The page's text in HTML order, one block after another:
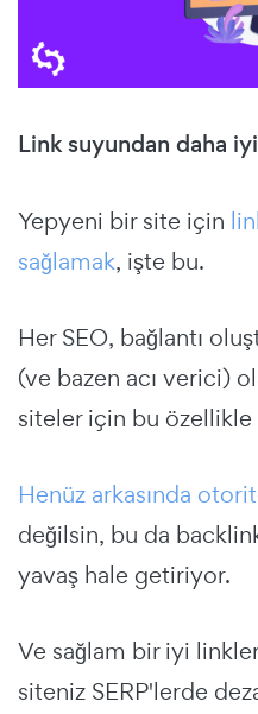
Link suyundan daha
Yepyeni bir site için
sağlamak, işte bu.
Her SEO, bağlantı
(ve bazen acı verici)
siteler için bu özellikle
Henüz arkasında
değilsin, bu da
yavaş hale getiriyor.
Ve sağlam bir iyi
siteniz SERP'lerde